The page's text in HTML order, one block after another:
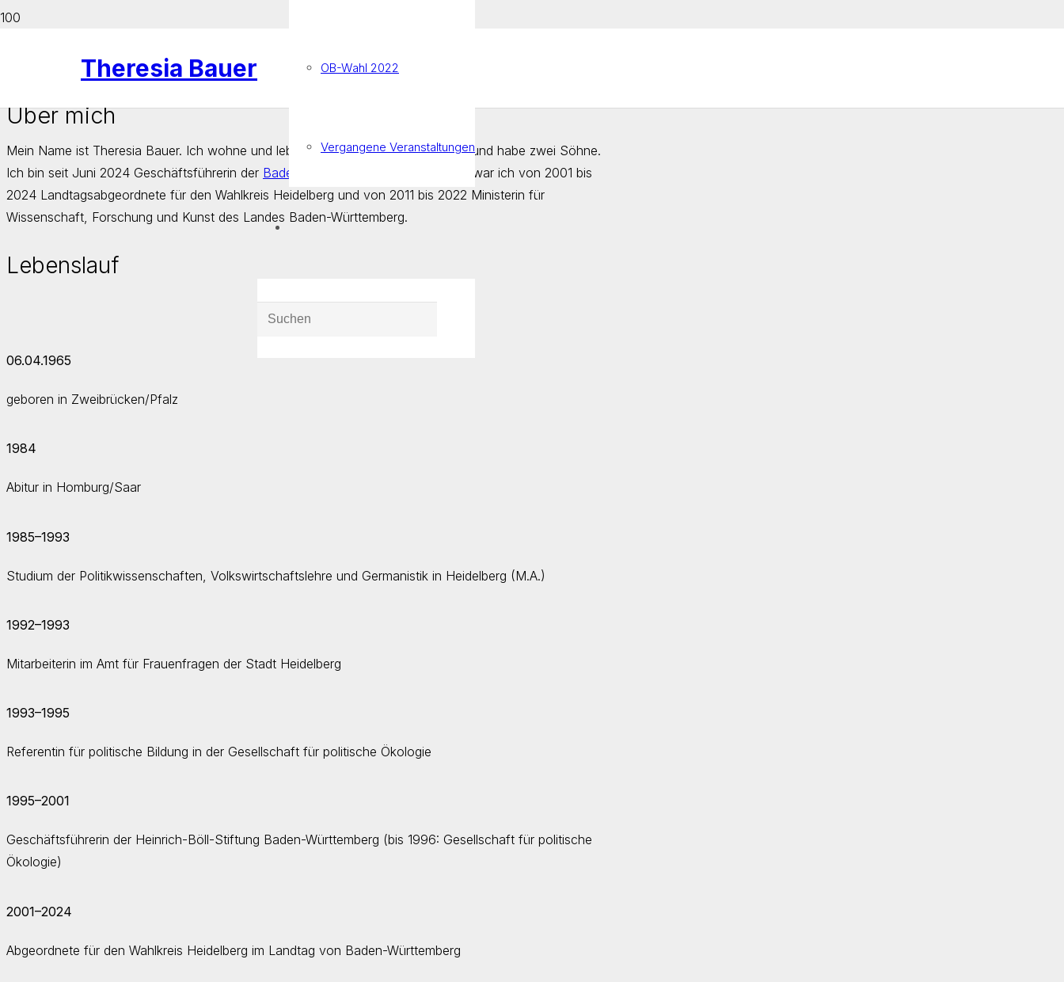
Theresia Bauer OB-Wahl 2022
Vergangene Veranstaltungen
Über mich
Mein Name ist Theresia Bauer. Ich wohne und lebe in Heidelberg, bin verheiratet und habe zwei Söhne.
Ich bin seit Juni 2024 Geschäftsführerin der Baden-Württemberg Stiftung
. Zuvor war ich von 2001 bis
2024 Landtagsabgeordnete für den Wahlkreis Heidelberg und von 2011 bis 2022 Ministerin für
Wissenschaft, Forschung und Kunst des Landes Baden-Württemberg.
Lebenslauf
06.04.1965
geboren in Zweibrücken/Pfalz
1984
Abitur in Homburg/Saar
1985–1993
Studium der Politikwissenschaften, Volkswirtschaftslehre und Germanistik in Heidelberg (M.A.)
1992–1993
Mitarbeiterin im Amt für Frauenfragen der Stadt Heidelberg
1993–1995
Referentin für politische Bildung in der Gesellschaft für politische Ökologie
1995–2001
Geschäftsführerin der Heinrich-Böll-Stiftung Baden-Württemberg (bis 1996: Gesellschaft für politische
Ökologie)
2001–2024
Abgeordnete für den Wahlkreis Heidelberg im Landtag von Baden-Württemberg